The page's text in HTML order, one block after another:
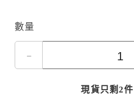
數量
-
現貨只剩2件